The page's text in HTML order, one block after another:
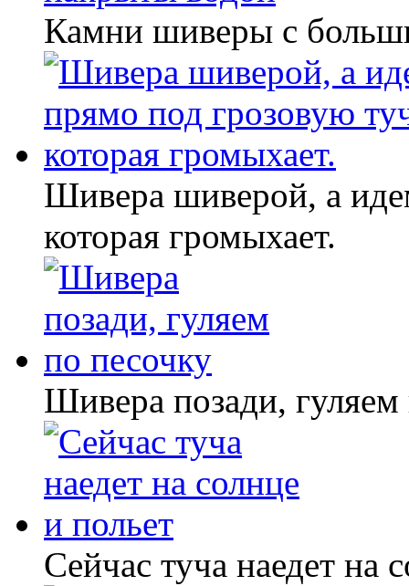
Камни шиверы с
Шивера шиверой, а
которая громыхает.
Шивера позади, гуляем
Сейчас туча наедет на